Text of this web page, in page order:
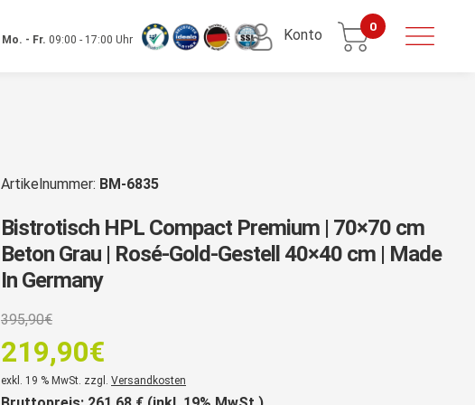
Mo. - Fr. 09:00 - 17:00 Uhr Konto 0
Artikelnummer: BM-6835
Bistrotisch HPL Compact Premium | 70×70 cm
Beton Grau | Rosé-Gold-Gestell 40×40 cm | Made
In Germany
395,90€Ursprünglicher
Preis
war:
219,90€
Aktueller
exkl. 19 % MwSt. zzgl. Versandkosten